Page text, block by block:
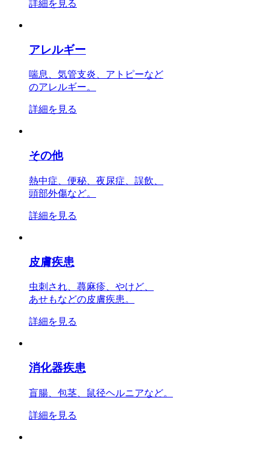
詳細を見る
アレルギー
喘息、気管支炎、アトピーなど
のアレルギー。
詳細を見る
その他
熱中症、便秘、夜尿症、誤飲、
頭部外傷など。
詳細を見る
皮膚疾患
虫刺され、蕁麻疹、やけど、
あせもなどの皮膚疾患。
詳細を見る
消化器疾患
盲腸、包茎、鼠径ヘルニアなど。
詳細を見る